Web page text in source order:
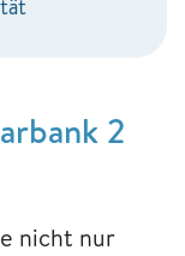
2
nicht nur